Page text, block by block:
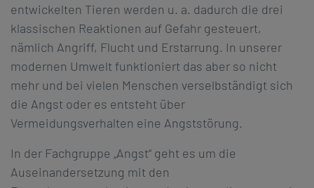
entwickelten Tieren werden u. a. dadurch die drei
klassischen Reaktionen auf Gefahr gesteuert,
nämlich Angriff, Flucht und Erstarrung. In unserer
modernen Umwelt funktioniert das aber so nicht
mehr und bei vielen Menschen verselbständigt sich
die Angst oder es entsteht über
Vermeidungsverhalten eine Angststörung.
In der Fachgruppe „Angst“ geht es um die
Auseinandersetzung mit den